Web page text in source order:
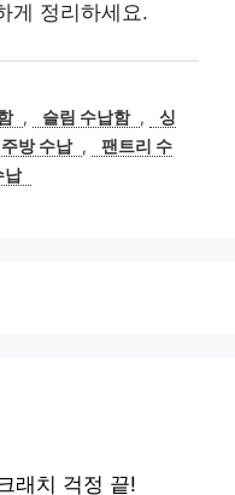
게 정리하세요.
, 슬림 수납함 ,
싱
주방 수납 ,
팬트리 수
납
래치 걱정 끝!